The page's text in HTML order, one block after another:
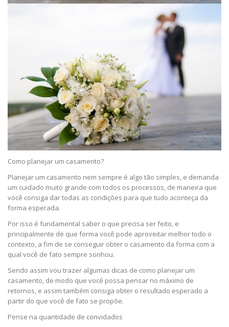
Como planejar um casamento?
Planejar um casamento nem sempre é algo tão simples, e demanda
um cuidado muito grande com todos os processos, de maneira que
você consiga dar todas as condições para que tudo aconteça da
forma esperada.
Por isso é fundamental saber o que precisa ser feito, e
principalmente de que forma você pode aproveitar melhor todo o
contexto, a fim de se conseguir obter o casamento da forma com a
qual você de fato sempre sonhou.
Sendo assim vou trazer algumas dicas de como planejar um
casamento, de modo que você possa pensar no máximo de
retornos, e assim também consiga obter o resultado esperado a
partir do que você de fato se propõe.
Pense na quantidade de convidados